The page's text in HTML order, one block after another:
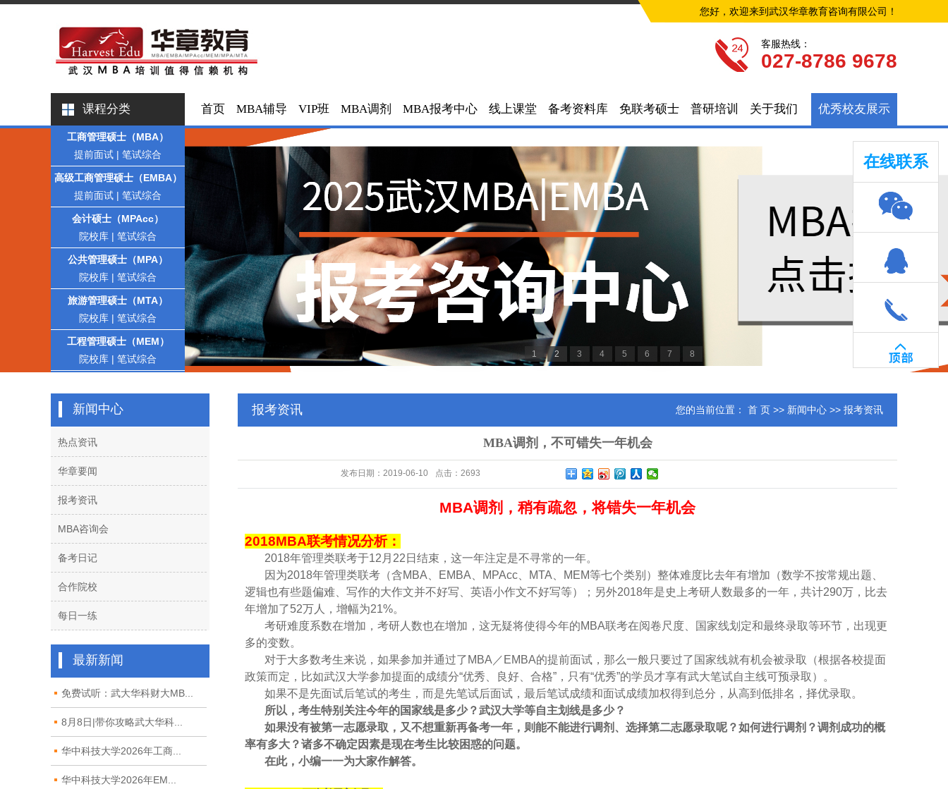
您好，欢迎来到武汉华章教育咨询有限公司！
客服热线：
027-8786 9678
课程分类
工商管理硕士（MBA）
提前面试 | 笔试综合
高级工商管理硕士（EMBA）
提前面试 | 笔试综合
会计硕士（MPAcc）
院校库 | 笔试综合
公共管理硕士（MPA）
院校库 | 笔试综合
旅游管理硕士（MTA）
院校库 | 笔试综合
工程管理硕士（MEM）
院校库 | 笔试综合
首页 MBA辅导 VIP班 MBA调剂 MBA报考中心 线上课堂 备考资料库 免联考硕士 普研培训 关于我们 优秀校友展示
1 2 3 4 5 6 7 8
新闻中心
热点资讯
华章要闻
报考资讯
MBA咨询会
备考日记
合作院校
每日一练
最新新闻
免费试听：武大华科财大MB...
8月8日|带你攻略武大华科...
华中科技大学2026年工商...
华中科技大学2026年EM...
报考资讯 您的当前位置： 首 页 >> 新闻中心 >> 报考资讯
MBA调剂，不可错失一年机会
发布日期： 2019-06-10 点击： 2693
MBA调剂，稍有疏忽，将错失一年机会
2018MBA联考情况分析：
2018年管理类联考于12月22日结束，这一年注定是不寻常的一年。
因为2018年管理类联考（含MBA、EMBA、MPAcc、MTA、MEM等七个类别）整体难度比去年有增加（数学不按常规出题、
逻辑也有些题偏难、写作的大作文并不好写、英语小作文不好写等）；另外2018年是史上考研人数最多的一年，共计290万，比去
年增加了52万人，增幅为21%。
考研难度系数在增加，考研人数也在增加，这无疑将使得今年的MBA联考在阅卷尺度、国家线划定和最终录取等环节，出现更
多的变数。
对于大多数考生来说，如果参加并通过了MBA／EMBA的提前面试，那么一般只要过了国家线就有机会被录取（根据各校提面
政策而定，比如武汉大学参加提面的成绩分“优秀、良好、合格”，只有“优秀”的学员才享有武大笔试自主线可预录取）。
如果不是先面试后笔试的考生，而是先笔试后面试，最后笔试成绩和面试成绩加权得到总分，从高到低排名，择优录取。
所以，考生特别关注今年的国家线是多少？武汉大学等自主划线是多少？
如果没有被第一志愿录取，又不想重新再备考一年，则能不能进行调剂、选择第二志愿录取呢？如何进行调剂？调剂成功的概
率有多大？诸多不确定因素是现在考生比较困惑的问题。
在此，小编一一为大家作解答。
在线联系